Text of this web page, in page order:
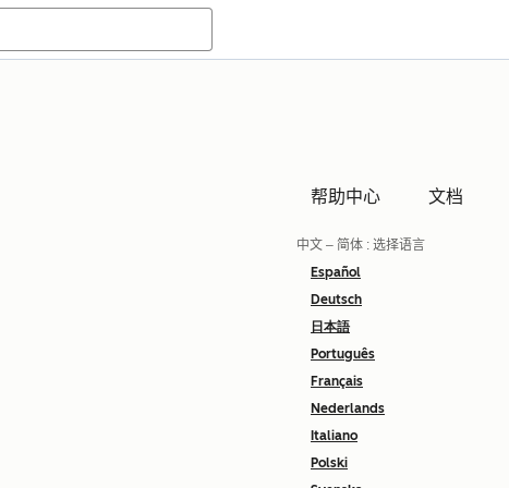
帮助中心 文档
中文 – 简体 : 选择语言
Español
Deutsch
日本語
Português
Français
Nederlands
Italiano
Polski